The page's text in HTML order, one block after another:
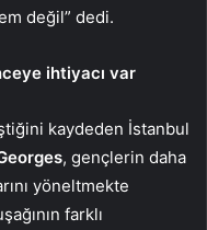
değil” dedi.
ihtiyacı var
kaydeden İstanbul
, gençlerin daha
yöneltmekte
farklı